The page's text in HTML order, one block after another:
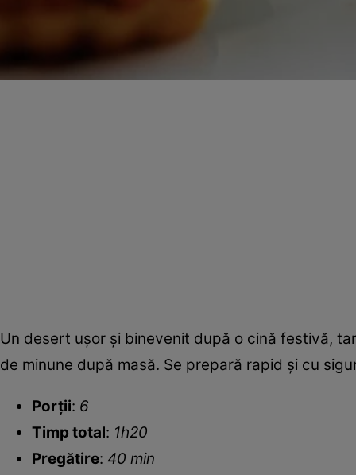
Un desert uşor şi binevenit după o cină festivă,
de minune după masă. Se prepară rapid şi cu
Porții: 6
Timp total: 1h20
Pregătire: 40 min